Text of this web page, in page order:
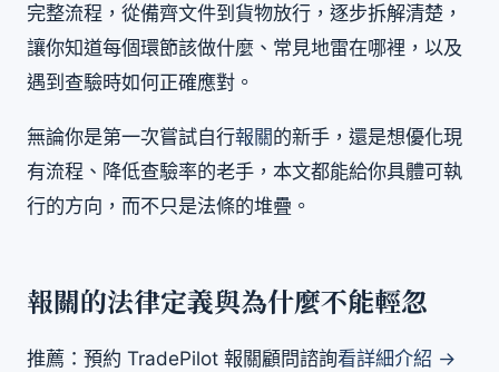
完整流程，從備齊文件到貨物放行，逐步拆解清楚，
讓你知道每個環節該做什麼、常見地雷在哪裡，以及
遇到查驗時如何正確應對。
無論你是第一次嘗試自行報關的新手，還是想優化現
有流程、降低查驗率的老手，本文都能給你具體可執
行的方向，而不只是法條的堆疊。
報關的法律定義與為什麼不能輕忽
推薦：預約 TradePilot 報關顧問諮詢看詳細介紹 →